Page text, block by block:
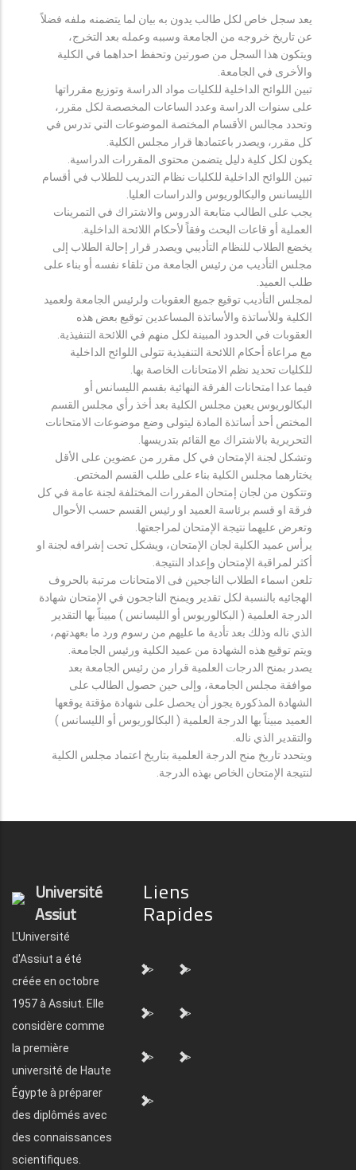
يعد سجل خاص لكل طالب يدون به بيان لما يتضمنه ملفه فضلاً
عن تاريخ خروجه من الجامعة وسببه وعمله بعد التخرج،
ويتكون هذا السجل من صورتين وتحفظ احداهما في الكلية
والأخرى في الجامعة.
تبين اللوائح الداخلية للكليات مواد الدراسة وتوزيع مقرراتها
على سنوات الدراسة وعدد الساعات المخصصة لكل مقرر،
وتحدد مجالس الأقسام المختصة الموضوعات التي تدرس في
كل مقرر، ويصدر باعتمادها قرار مجلس الكلية.
يكون لكل كلية دليل يتضمن محتوى المقررات الدراسية.
تبين اللوائح الداخلية للكليات نظام التدريب للطلاب في أقسام
الليسانس والبكالوريوس والدراسات العليا.
يجب على الطالب متابعة الدروس والاشتراك في التمرينات
العملية أو قاعات البحث وفقاً لأحكام اللائحة الداخلية.
يخضع الطلاب للنظام التأديبي ويصدر قرار إحالة الطلاب إلى
مجلس التأديب من رئيس الجامعة من تلقاء نفسه أو بناء على
طلب العميد.
لمجلس التأديب توقيع جميع العقوبات ولرئيس الجامعة ولعميد
الكلية وللأساتذة والأساتذة المساعدين توقيع بعض هذه
العقوبات في الحدود المبينة لكل منهم في اللائحة التنفيذية.
مع مراعاة أحكام اللائحة التنفيذية تتولى اللوائح الداخلية
للكليات تحديد نظم الامتحانات الخاصة بها.
فيما عدا امتحانات الفرقة النهائية بقسم الليسانس أو
البكالوريوس يعين مجلس الكلية بعد أخذ رأي مجلس القسم
المختص أحد أساتذة المادة ليتولى وضع موضوعات الامتحانات
التحريرية بالاشتراك مع القائم بتدريسها.
وتشكل لجنة الإمتحان في كل مقرر من عضوين على الأقل
يختارهما مجلس الكلية بناء على طلب القسم المختص.
وتتكون من لجان إمتحان المقررات المختلفة لجنة عامة في كل
فرقة او قسم برئاسة العميد او رئيس القسم حسب الأحوال
وتعرض عليهما نتيجة الإمتحان لمراجعتها.
يرأس عميد الكلية لجان الإمتحان، ويشكل تحت إشرافه لجنة او
أكثر لمراقبة الإمتحان وإعداد النتيجة.
تلعن اسماء الطلاب الناجحين فى الامتحانات مرتبة بالحروف
الهجائيه بالنسبة لكل تقدير ويمنح الناجحون في الإمتحان شهادة
الدرجة العلمية ( البكالوريوس أو الليسانس ) مبيناً بها التقدير
الذي ناله وذلك بعد تأدية ما عليهم من رسوم ورد ما بعهدتهم،
ويتم توقيع هذه الشهادة من عميد الكلية ورئيس الجامعة.
يصدر بمنح الدرجات العلمية قرار من رئيس الجامعة بعد
موافقة مجلس الجامعة، وإلى حين حصول الطالب على
الشهادة المذكورة يجوز أن يحصل على شهادة مؤقتة يوقعها
العميد مبيناً بها الدرجة العلمية ( البكالوريوس أو الليسانس )
والتقدير الذي ناله.
ويتحدد تاريخ منح الدرجة العلمية بتاريخ اعتماد مجلس الكلية
لنتيجة الإمتحان الخاص بهذه الدرجة.
Université
Assiut
L'Université
d'Assiut a été
créée en octobre
1957 à Assiut. Elle
considère comme
la première
université de Haute
Égypte à préparer
des diplômés avec
des connaissances
scientifiques.
Liens
Rapides
"> ">
"> ">
"> ">
">